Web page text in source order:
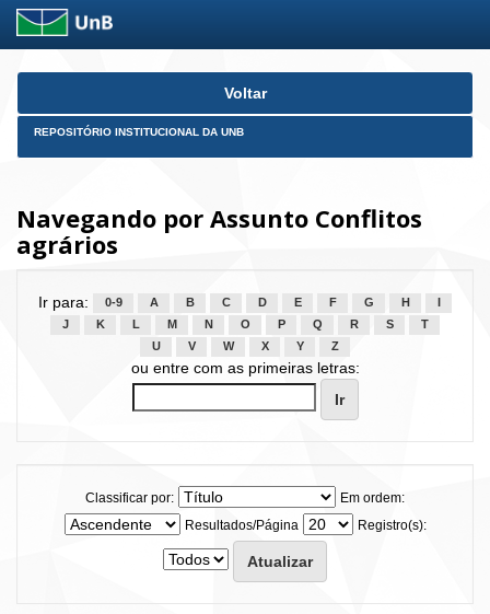
Skip
Voltar
REPOSITÓRIO INSTITUCIONAL DA UNB
Navegando por Assunto Conflitos
agrários
Ir para: 0-9 A B C D E F G H
J
K L M N O P Q R S
T
U
V W X Y Z
ou entre com as primeiras letras:
Classificar por:
Em ordem:
Resultados/Página
Registro(s):